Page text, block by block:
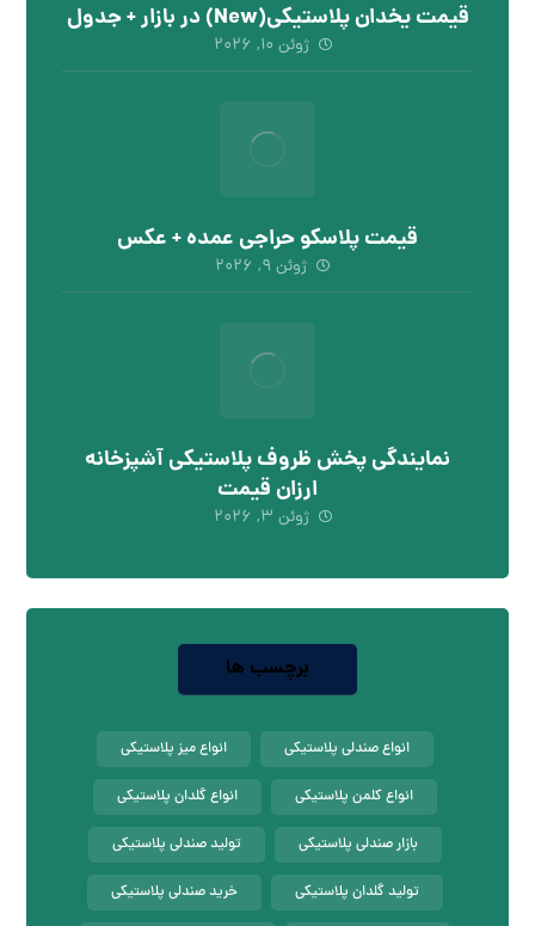
قیمت یخدان پلاستیکی(New) در بازار + جدول
ژوئن ۱۰, ۲۰۲۶
قیمت پلاسکو حراجی عمده + عکس
ژوئن ۹, ۲۰۲۶
نمایندگی پخش ظروف پلاستیکی آشپزخانه
ارزان قیمت
ژوئن ۳, ۲۰۲۶
برچسب ها
انواع صندلی پلاستیکی انواع میز پلاستیکی
انواع کلمن پلاستیکی انواع گلدان پلاستیکی
بازار صندلی پلاستیکی تولید صندلی پلاستیکی
تولید گلدان پلاستیکی خرید صندلی پلاستیکی